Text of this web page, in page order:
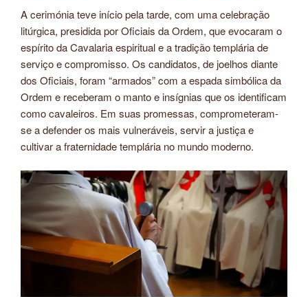
A cerimónia teve início pela tarde, com uma celebração
litúrgica, presidida por Oficiais da Ordem, que evocaram o
espírito da Cavalaria espiritual e a tradição templária de
serviço e compromisso. Os candidatos, de joelhos diante
dos Oficiais, foram “armados” com a espada simbólica da
Ordem e receberam o manto e insígnias que os identificam
como cavaleiros. Em suas promessas, comprometeram-
se a defender os mais vulneráveis, servir a justiça e
cultivar a fraternidade templária no mundo moderno.